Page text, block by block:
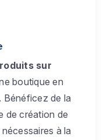
sur
boutique en
Bénéficez de la
de création de
à la